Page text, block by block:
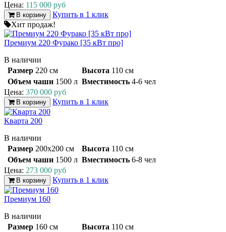
Цена: 115 000 руб
В корзину
Купить в 1 клик
Хит продаж!
Премиум 220 Фурако [35 кВт про]
В наличии
Размер 220 см Высота 110 см
Объем чаши 1500 л Вместимость 4-6 чел
Цена: 370 000 руб
В корзину Купить в 1 клик
Кварта 200
В наличии
Размер 200x200 см Высота 110 см
Объем чаши 1500 л Вместимость 6-8 чел
Цена: 273 000 руб
В корзину Купить в 1 клик
Премиум 160
В наличии
Размер 160 см Высота 110 см